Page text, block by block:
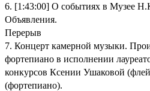
6. [1:43:00] О событиях в Музее
Объявления.
Перерыв
7. Концерт камерной музыки.
фортепиано в исполнении
конкурсов Ксении Ушаковой
(фортепиано).